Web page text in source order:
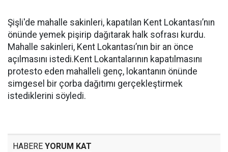
Şişli'de mahalle sakinleri, kapatılan Kent Lokantası’nın
önünde yemek pişirip dağıtarak halk sofrası kurdu.
Mahalle sakinleri, Kent Lokantası’nın bir an önce
açılmasını istedi.Kent Lokantalarının kapatılmasını
protesto eden mahalleli genç, lokantanın önünde
simgesel bir çorba dağıtımı gerçekleştirmek
istediklerini söyledi.
HABERE YORUM KAT